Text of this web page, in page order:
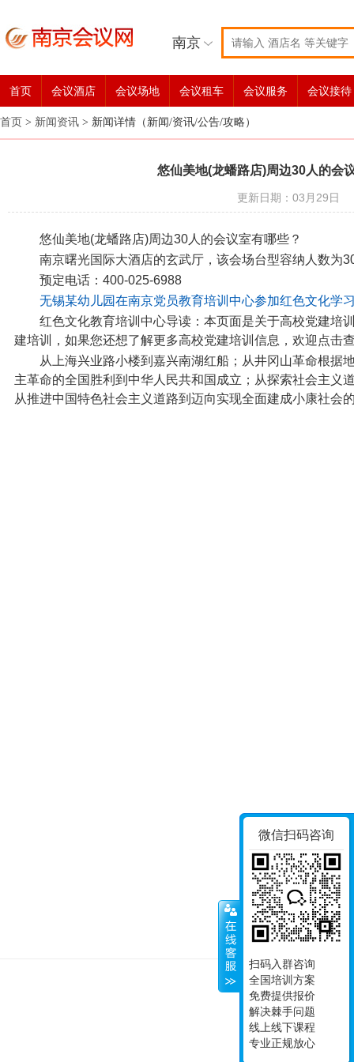
南京
首页 会议酒店 会议场地 会议租车 会议服务 会议接待
首页 > 新闻资讯 > 新闻详情（新闻/资讯/公告/攻略）
悠仙美地(龙蟠路店)周边30人的会
更新日期：03月29日
悠仙美地(龙蟠路店)周边30人的会议室有哪些？
南京曙光国际大酒店的玄武厅，该会场台型容纳人数为
预定电话：400-025-6988
无锡某幼儿园在南京党员教育培训中心参加红色文化学
红色文化教育培训中心导读：本页面是关于高校党建培
建培训，如果您还想了解更多高校党建培训信息，欢迎点击
从上海兴业路小楼到嘉兴南湖红船；从井冈山革命根据
主革命的全国胜利到中华人民共和国成立；从探索社会主义
从推进中国特色社会主义道路到迈向实现全面建成小康社
© Since 2008, 南
微信扫码咨询
扫码入群咨询
全国培训方案
免费提供报价
解决棘手问题
线上线下课程
专业正规放心